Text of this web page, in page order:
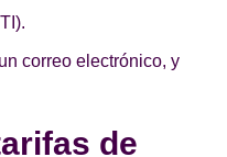
correo electrónico, y
de